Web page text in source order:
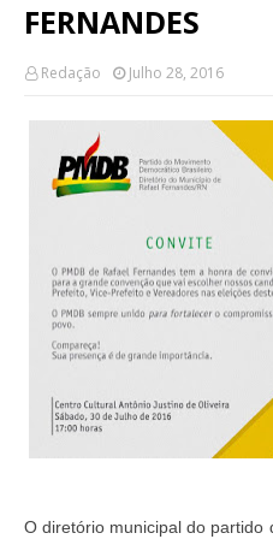
FERNANDES
Redação Julho 28, 2016
O diretório municipal do partido